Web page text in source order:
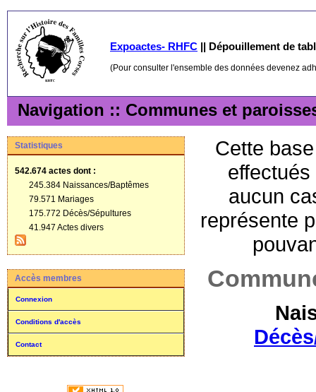
Expoactes- RHFC || Dépouillement de
(Pour consulter l'ensemble des données devenez
Navigation :: Communes et
Statistiques
542.674 actes dont :
245.384 Naissances/Baptêmes
79.571 Mariages
175.772 Décès/Sépultures
41.947 Actes divers
Accès membres
Connexion
Conditions d'accès
Contact
Cette
aucun
représente